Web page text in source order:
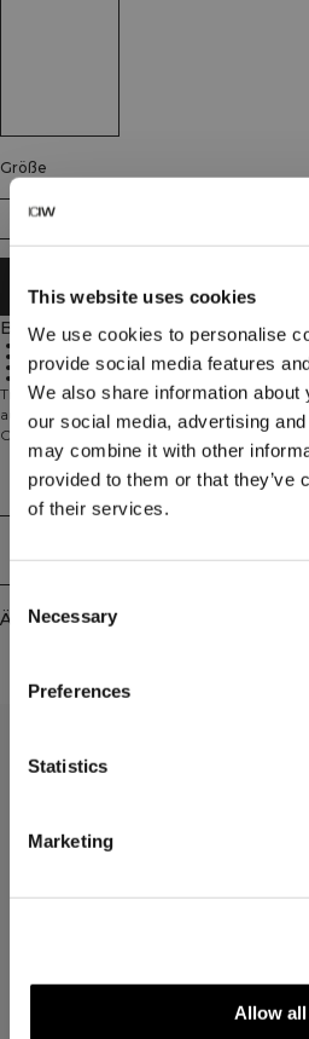
This website uses cookies
We use cookies to personalise
provide social media features
We also share information
our social media, advertising
may combine it with other
provided to them or that they’ve
of their services.
Consent
Selection
Necessary
Preferences
Statistics
Marketing
Allow all
Größe
S
IN DEN WARENKORB
Beschreibung
4-Wege-Stretch
Atmungsaktives Material
Lockere Passform
90 % Polyester, 10 % Elastan
Trackpants aus hochglänzendem Jersey mit
außergewöhnlich weich, bequem und
Contrast Track Pants liefern eine
Leichtigkeit und müheloser
Reisen oder für entspanntes Athleisure im
elastischem Bund und verstellbarem
Passform, praktische Seitentaschen bieten
Elastan.
Technical Aspects
Ähnliche Produkte